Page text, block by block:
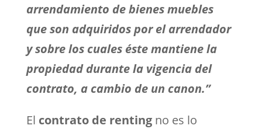
arrendamiento de bienes muebles
que son adquiridos por el arrendador
y sobre los cuales éste mantiene la
propiedad durante la vigencia del
contrato, a cambio de un canon.”
El contrato de renting no es lo